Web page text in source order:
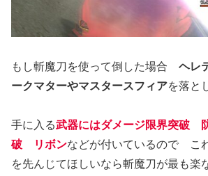
もし斬魔刀を使って倒した場合 ヘレ
ークマターやマスタースフィアを落と
手に入る武器にはダメージ限界突破
破 リボンなどが付いているので こ
を先んじてほしいなら斬魔刀が最も楽